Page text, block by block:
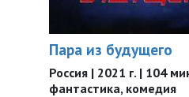
Пара из будущего
Россия | 2021 г. | 104
фантастика, комедия